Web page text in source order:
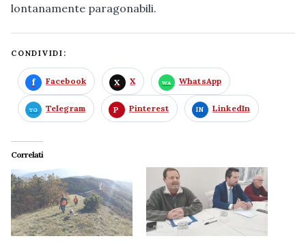
lontanamente paragonabili.
CONDIVIDI:
Facebook X WhatsApp
Telegram Pinterest LinkedIn
Correlati